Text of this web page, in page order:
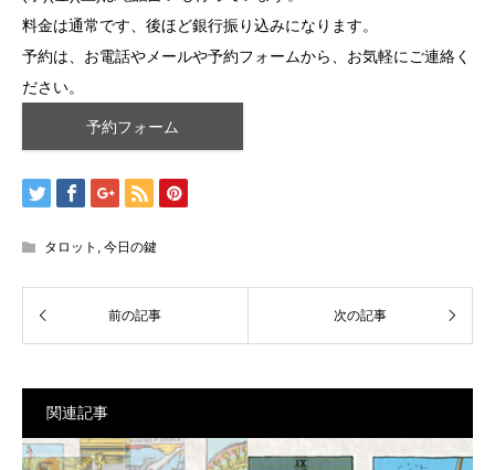
料金は通常です、後ほど銀行振り込みになります。
予約は、お電話やメールや予約フォームから、お気軽にご連絡く
ださい。
予約フォーム
タロット , 今日の鍵
関連記事